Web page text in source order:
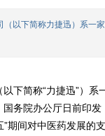
以下简称力捷迅）系一
下简称“力捷迅”）
务院办公厅日前印
期间对中医药发展的